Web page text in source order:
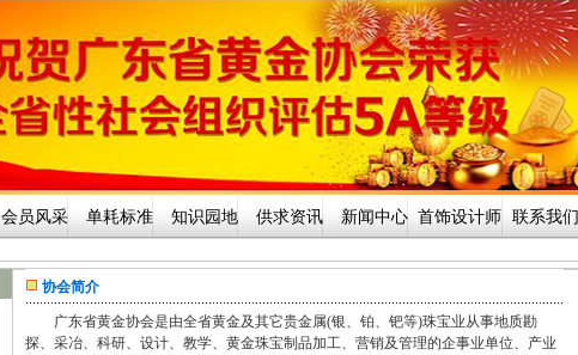
会员风采 单耗标准 知识园地 供求资讯 新闻中心 首饰设计师 联系我们
协会简介
广东省黄金协会是由全省黄金及其它贵金属(银、铂、钯等)珠宝业从事地质勘
探、采冶、科研、设计、教学、黄金珠宝制品加工、营销及管理的企事业单位、产业